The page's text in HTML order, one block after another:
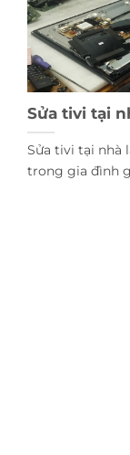
Sửa tivi tại
Sửa tivi tại nhà
trong gia đình